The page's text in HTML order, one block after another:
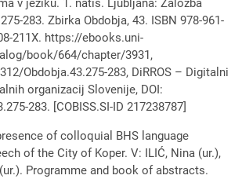
v jeziku. 1. natis. Ljubljana: Založba
283. Zbirka Obdobja, 43. ISBN 978-961-
211X. https://ebooks.uni-
book/664/chapter/3931,
Obdobja.43.275-283, DiRROS – Digitalni
organizacij Slovenije, DOI:
283. [COBISS.SI-ID 217238787]
of colloquial BHS language
of the City of Koper. V: ILIĆ, Nina (ur.),
Programme and book of abstracts.